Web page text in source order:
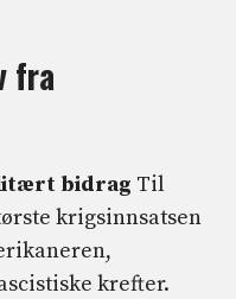
fra
bidrag Til
krigsinnsatsen
krefter.